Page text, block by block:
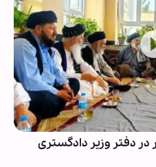
در دفتر وزیر دادگستری